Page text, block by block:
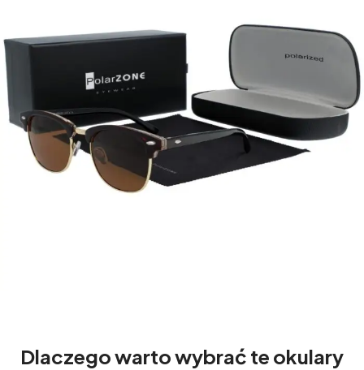
Dlaczego warto wybrać te okulary